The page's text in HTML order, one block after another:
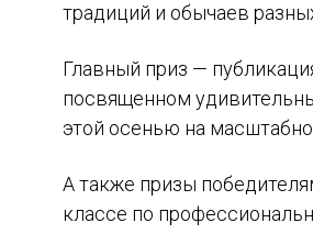
традиций и обычаев
Главный приз —
посвященном
этой осенью на
А также призы
классе по